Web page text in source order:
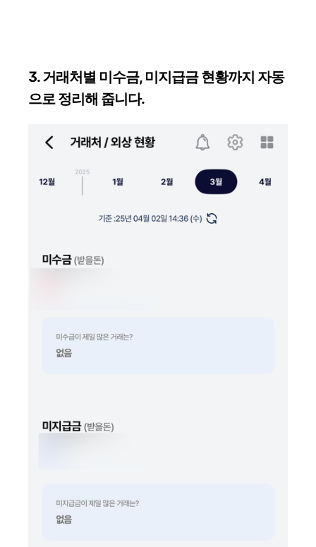
3. 거래처별 미수금, 미지급금 현황까지 자동
으로 정리해 줍니다.